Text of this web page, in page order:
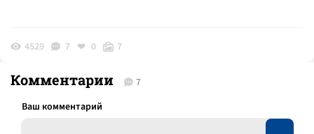
4529 7 0 7
Комментарии 7